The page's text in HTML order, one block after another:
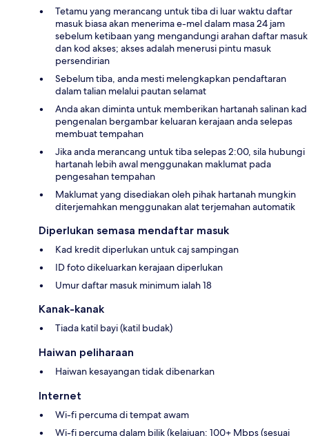
Tetamu yang merancang untuk tiba di luar waktu daftar
masuk biasa akan menerima e-mel dalam masa 24 jam
sebelum ketibaan yang mengandungi arahan daftar masuk
dan kod akses; akses adalah menerusi pintu masuk
persendirian
Sebelum tiba, anda mesti melengkapkan pendaftaran
dalam talian melalui pautan selamat
Anda akan diminta untuk memberikan hartanah salinan kad
pengenalan bergambar keluaran kerajaan anda selepas
membuat tempahan
Jika anda merancang untuk tiba selepas 2:00, sila hubungi
hartanah lebih awal menggunakan maklumat pada
pengesahan tempahan
Maklumat yang disediakan oleh pihak hartanah mungkin
diterjemahkan menggunakan alat terjemahan automatik
Diperlukan semasa mendaftar masuk
Kad kredit diperlukan untuk caj sampingan
ID foto dikeluarkan kerajaan diperlukan
Umur daftar masuk minimum ialah 18
Kanak-kanak
Tiada katil bayi (katil budak)
Haiwan peliharaan
Haiwan kesayangan tidak dibenarkan
Internet
Wi-fi percuma di tempat awam
Wi-fi percuma dalam bilik (kelajuan: 100+ Mbps (sesuai